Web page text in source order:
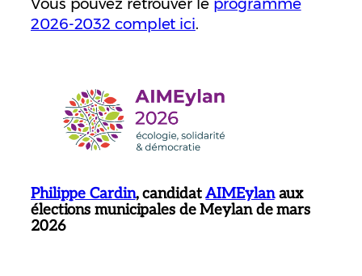
2026-2032 complet ici.
Philippe Cardin, candidatAIMEylanaux
élections municipales de Meylan de mars
2026